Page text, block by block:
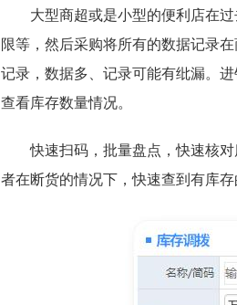
大型商超或是小型的便利店在
限等，然后采购将所有的数据记录
记录，数据多、记录可能有纰漏。
查看库存数量情况。
快速扫码，批量盘点，快速核
者在断货的情况下，快速查到有库